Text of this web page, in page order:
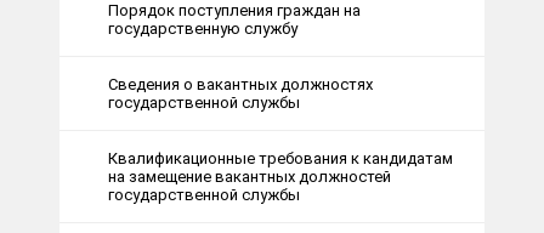
Порядок поступления граждан на
государственную службу
Сведения о вакантных должностях
государственной службы
Квалификационные требования к кандидатам
на замещение вакантных должностей
государственной службы